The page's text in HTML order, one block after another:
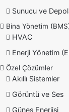
Sunucu ve
Bina Yönetim
HVAC
Enerji Yönetim
Özel Çözümler
Akıllı Sistemler
Görüntü ve Ses
Güneş Enerjisi